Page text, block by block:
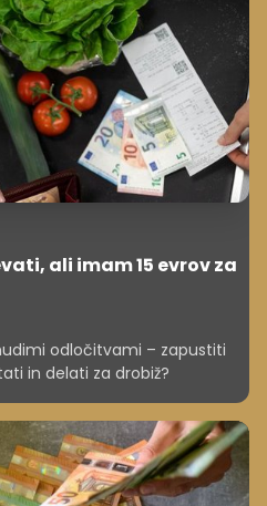
ali imam 15 evrov za
odločitvami – zapustiti
in delati za drobiž?